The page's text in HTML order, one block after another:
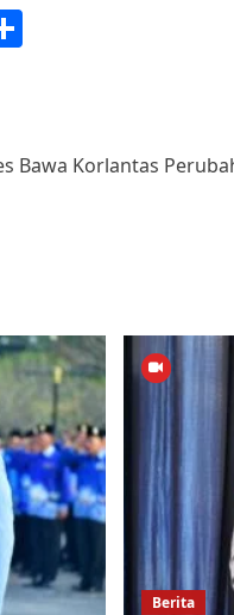
Bawa Korlantas
Berita